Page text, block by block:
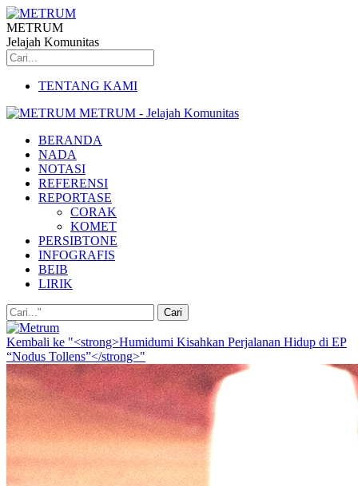
METRUM
Jelajah Komunitas
TENTANG KAMI
METRUM - Jelajah Komunitas
BERANDA
NADA
NOTASI
REFERENSI
REPORTASE
CORAK
KOMET
PERSIBTONE
INFOGRAFIS
BEIB
LIRIK
Kembali ke "<strong>Humidumi Kisahkan Perjalanan Hidup di EP
“Nodus Tollens”</strong>"